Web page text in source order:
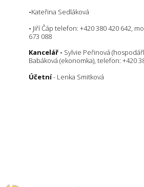
-Kateřina Sedláková
- Jiří Čáp telefon: +420 380 420 642,
673 088
Kancelář - Sylvie Peřinová
Babáková (ekonomka), telefon: +420
Účetní- Lenka Smitková